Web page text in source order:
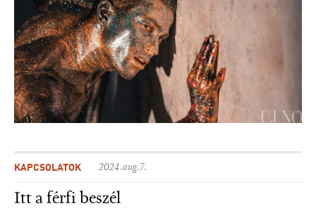
KAPCSOLATOK 2024.aug.7.
Itt a férfi beszél